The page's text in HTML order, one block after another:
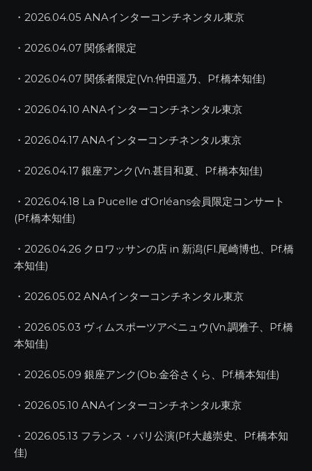
・2026.04.05 ANAインターコンチネンタル東京
・2026.04.07 関係者限定
・2026.04.07 関係者限定(Vn.仲田遥乃、Pf.橋本知佳)
・2026.04.10 ANAインターコンチネンタル東京
・2026.04.17 ANAインターコンチネンタル東京
・2026.04.17 銀座アンク(Vn.甚目和夏、Pf.橋本知佳)
・2026.04.18 La Pucelle d‘Orléans会員限定コンサート
(Pf.橋本知佳)
・2026.04.26 クロワッサンの店 in 新潟(Fl.尾崎博也、Pf.橋
本知佳)
・2026.05.02 ANAインターコンチネンタル東京
・2026.05.03 ヴィムスポーツアベニュウ(Vn.調雅子、Pf.橋
本知佳)
・2026.05.09 銀座アンク(Ob.金谷さくら、Pf.橋本知佳)
・2026.05.10 ANAインターコンチネンタル東京
・2026.05.13 フランス・パリ公演(Pf.大越崇史、Pf.橋本知
佳)